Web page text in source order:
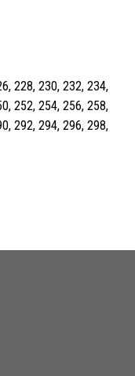
228, 230, 232, 234,
252, 254, 256, 258,
292, 294, 296, 298,